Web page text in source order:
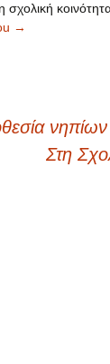
σχολική
→
Στη